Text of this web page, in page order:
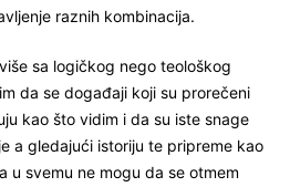
raznih kombinacija.
sa logičkog nego teološkog
da se događaji koji su prorečeni
kao što vidim i da su iste snage
a gledajući istoriju te pripreme kao
u svemu ne mogu da se otmem